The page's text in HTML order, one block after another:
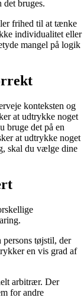
bruges.
frihed til at tænke
individualitet eller
mangel på logik
konteksten og
at udtrykke noget
bruge det på en
at udtrykke noget
skal du vælge dine
tøjstil, der
en vis grad af
arbitrær. Der
for andre